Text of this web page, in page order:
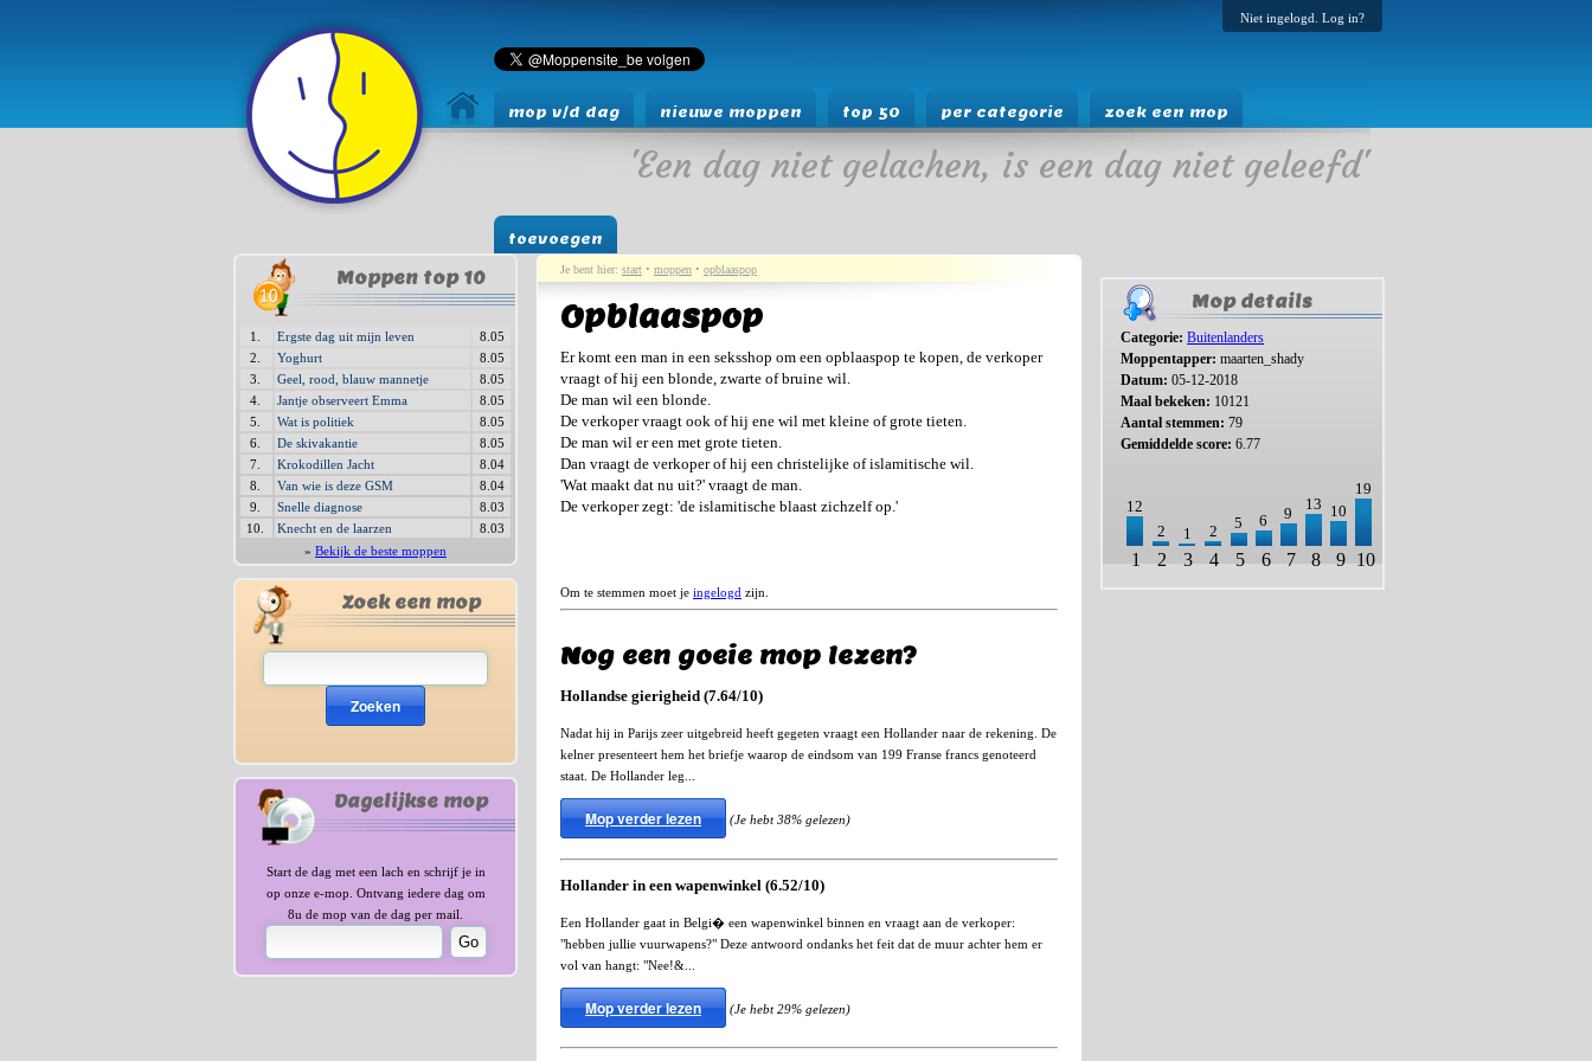
Niet ingelogd. Log in?
mop v/d dag nieuwe moppen top 50 per categorie zoek een mop
toevoegen
'Een dag niet gelachen, is een dag niet geleefd'
Moppen top 10
1. Ergste dag uit mijn leven
8.05
2.
Yoghurt
8.05
3.
Geel, rood, blauw mannetje
8.05
4.
Jantje observeert Emma
8.05
5.
Wat is politiek
8.05
6.
De skivakantie
8.05
7.
Krokodillen Jacht
8.04
8.
Van wie is deze GSM
8.04
9.
Snelle diagnose
8.03
10.
Knecht en de laarzen
8.03
» Bekijk de beste moppen
Zoek een mop
Zoeken
Dagelijkse mop
Start de dag met een lach en schrijf je in
op onze e-mop. Ontvang iedere dag om
8u de mop van de dag per mail.
Je bent hier: start • moppen • opblaaspop
Opblaaspop
Er komt een man in een seksshop om een opblaaspop te kopen, de verkoper
vraagt of hij een blonde, zwarte of bruine wil.
De man wil een blonde.
De verkoper vraagt ook of hij ene wil met kleine of grote tieten.
De man wil er een met grote tieten.
Dan vraagt de verkoper of hij een christelijke of islamitische wil.
'Wat maakt dat nu uit?' vraagt de man.
De verkoper zegt: 'de islamitische blaast zichzelf op.'
Om te stemmen moet je ingelogd zijn.
Nog een goeie mop lezen?
Hollandse gierigheid (7.64/10)
Nadat hij in Parijs zeer uitgebreid heeft gegeten vraagt een Hollander naar de rekening. De
kelner presenteert hem het briefje waarop de eindsom van 199 Franse francs genoteerd
staat. De Hollander leg...
Mop verder lezen (Je hebt 38% gelezen)
Hollander in een wapenwinkel (6.52/10)
Een Hollander gaat in Belgi� een wapenwinkel binnen en vraagt aan de verkoper:
"hebben jullie vuurwapens?" Deze antwoord ondanks het feit dat de muur achter hem er
vol van hangt: "Nee!&...
Mop verder lezen (Je hebt 29% gelezen)
Mop details
Categorie: Buitenlanders
Moppentapper: maarten_shady
Datum: 05-12-2018
Maal bekeken: 10121
Aantal stemmen: 79
Gemiddelde score: 6.77
12
2
1 2 5 6 9
13 10
19
1 2 3 4 5 6 7 8 9 10